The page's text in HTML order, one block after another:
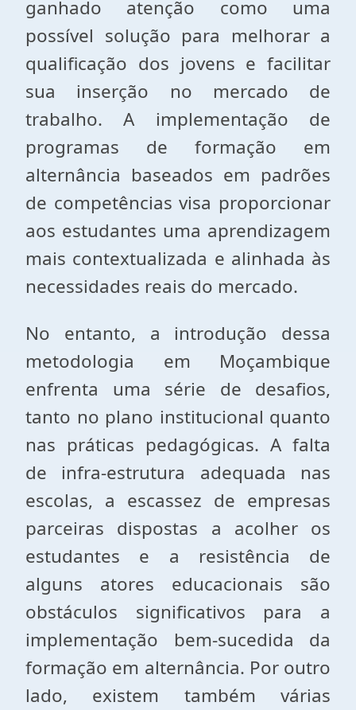
ganhado atenção como uma
possível solução para melhorar a
qualificação dos jovens e facilitar
sua inserção no mercado de
trabalho. A implementação de
programas de formação em
alternância baseados em padrões
de competências visa proporcionar
aos estudantes uma aprendizagem
mais contextualizada e alinhada às
necessidades reais do mercado.
No entanto, a introdução dessa
metodologia em Moçambique
enfrenta uma série de desafios,
tanto no plano institucional quanto
nas práticas pedagógicas. A falta
de infra-estrutura adequada nas
escolas, a escassez de empresas
parceiras dispostas a acolher os
estudantes e a resistência de
alguns atores educacionais são
obstáculos significativos para a
implementação bem-sucedida da
formação em alternância. Por outro
lado, existem também várias